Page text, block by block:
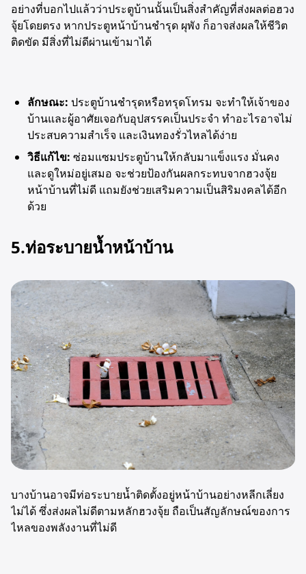
อย่างที่บอกไปแล้วว่าประตูบ้านนั้นเป็นสิ่งสำคัญที่ส่งผลต่อฮวง
จุ้ยโดยตรง หากประตูหน้าบ้านชำรุด ผุพัง ก็อาจส่งผลให้ชีวิต
ติดขัด มีสิ่งที่ไม่ดีผ่านเข้ามาได้
ลักษณะ: ประตูบ้านชำรุดหรือทรุดโทรม จะทำให้เจ้าของ
บ้านและผู้อาศัยเจอกับอุปสรรคเป็นประจำ ทำอะไรอาจไม่
ประสบความสำเร็จ และเงินทองรั่วไหลได้ง่าย
วิธีแก้ไข: ซ่อมแซมประตูบ้านให้กลับมาแข็งแรง มั่นคง
และดูใหม่อยู่เสมอ จะช่วยป้องกันผลกระทบจากฮวงจุ้ย
หน้าบ้านที่ไม่ดี แถมยังช่วยเสริมความเป็นสิริมงคลได้อีก
ด้วย
5.ท่อระบายน้ำหน้าบ้าน
บางบ้านอาจมีท่อระบายน้ำติดตั้งอยู่หน้าบ้านอย่างหลีกเลี่ยง
ไม่ได้ ซึ่งส่งผลไม่ดีตามหลักฮวงจุ้ย ถือเป็นสัญลักษณ์ของการ
ไหลของพลังงานที่ไม่ดี